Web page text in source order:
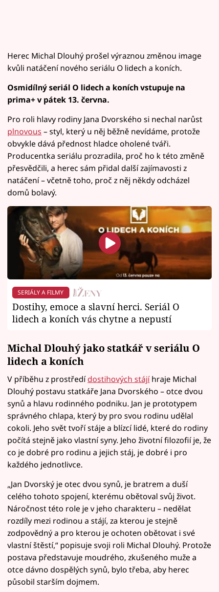
Herec Michal Dlouhý prošel výraznou změnou image
kvůli natáčení nového seriálu O lidech a koních.
Osmidílný seriál O lidech a koních vstupuje na
prima+ v pátek 13. června.
Pro roli hlavy rodiny Jana Dvorského si nechal narůst
plnovous – styl, který u něj běžně nevídáme, protože
obvykle dává přednost hladce oholené tváři.
Producentka seriálu prozradila, proč ho k této změně
přesvědčili, a herec sám přidal další zajímavosti z
natáčení – včetně toho, proč z něj někdy odcházel
domů bolavý.
SERIÁLY A FILMY
Dostihy, emoce a slavní herci. Seriál O
lidech a koních vás chytne a nepustí
Michal Dlouhý jako statkář v seriálu O
lidech a koních
V příběhu z prostředídostihových stájí hraje Michal
Dlouhý postavu statkáře Jana Dvorského – otce dvou
synů a hlavu rodinného podniku. Jan je prototypem
správného chlapa, který by pro svou rodinu udělal
cokoli. Jeho svět tvoří stáje a blízcí lidé, které do rodiny
počítá stejně jako vlastní syny. Jeho životní filozofií je, že
co je dobré pro rodinu a jejich stáj, je dobré i pro
každého jednotlivce.
„Jan Dvorský je otec dvou synů, je bratrem a duší
celého tohoto spojení, kterému obětoval svůj život.
Náročnost této role je v jeho charakteru – nedělat
rozdíly mezi rodinou a stájí, za kterou je stejně
zodpovědný a pro kterou je ochoten obětovat i své
vlastní štěstí,“ popisuje svoji roli Michal Dlouhý. Protože
postava představuje moudrého, zkušeného muže a
otce dávno dospělých synů, bylo třeba, aby herec
působil starším dojmem.